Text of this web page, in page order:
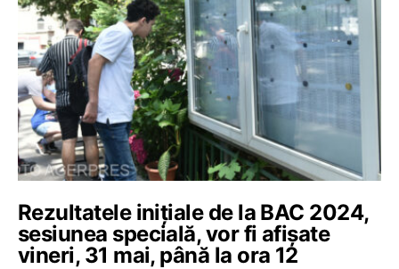
Rezultatele inițiale de la BAC 2024,
sesiunea specială, vor fi afișate
vineri, 31 mai, până la ora 12